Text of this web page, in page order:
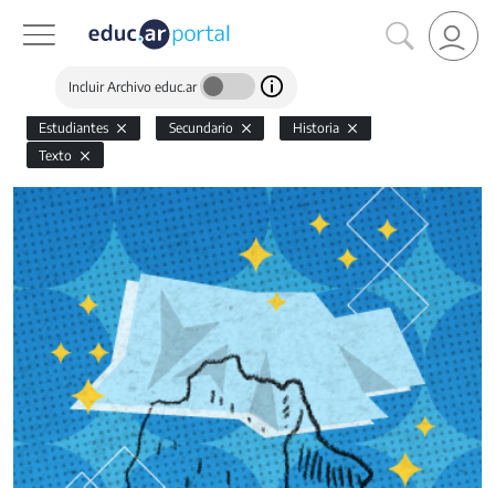
Incluir Archivo educ.ar
Estudiantes Secundario
Historia
Texto